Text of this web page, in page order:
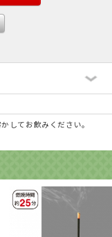
してお飲みください。